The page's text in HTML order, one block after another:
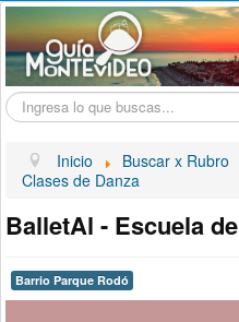
Buscar...
Inicio Buscar x Rubro
Clases de Danza
BalletAl - Escuela
Barrio Parque Rodó